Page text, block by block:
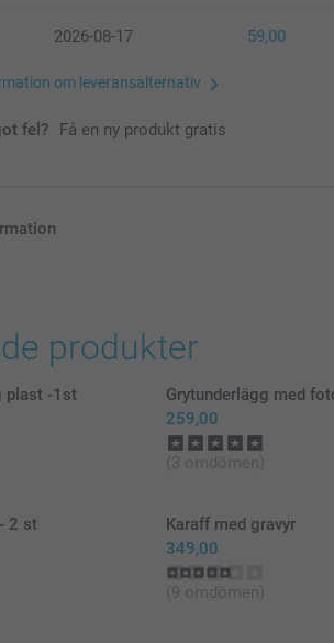
2026-08-17 59,00
om leveransalternativ
fel? Få en ny produkt gratis
produkter
plast -1st
Grytunderlägg med
259,00
(3 omdömen)
2 st
Karaff med gravyr
349,00
(9 omdömen)